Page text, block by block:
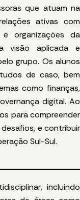
que atuam na
ativas com
e organizações da
visão aplicada e
grupo. Os alunos
de caso, bem
como finanças,
digital. Ao
para compreender
e contribuir
Sul-Sul.
incluindo